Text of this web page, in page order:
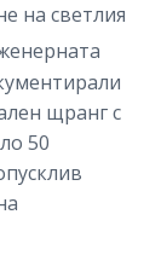
на светлия
щранг с
50